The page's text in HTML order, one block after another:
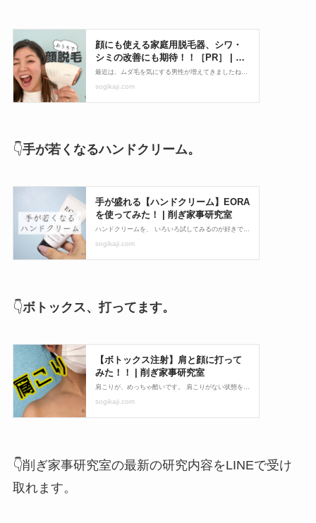
👇手が若くなるハンドクリーム。
👇ボトックス、打ってます。
👇削ぎ家事研究室の最新の研究内容をLINEで受け
取れます。